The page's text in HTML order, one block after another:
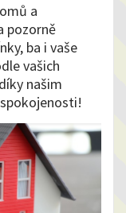
a
pozorně
ba i vaše
vašich
našim